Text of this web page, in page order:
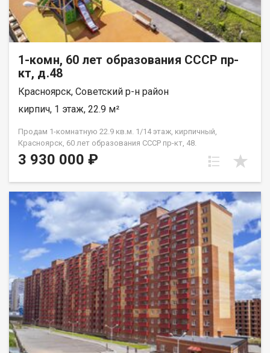
1-комн, 60 лет образования СССР пр-
кт, д.48
Красноярск, Советский р-н район
кирпич, 1 этаж, 22.9 м²
Продам 1-комнатную 22.9 кв.м. 1/14 этаж, кирпичный,
Красноярск, 60 лет образования СССР пр-кт, 48.
3 930 000 ₽